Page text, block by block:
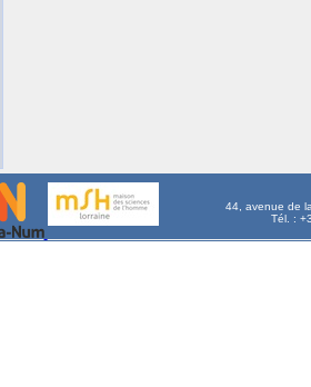
44, avenue de
Tél. :